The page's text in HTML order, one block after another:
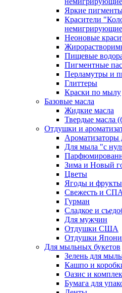
Яркие
Красители
немигрирующие
Неоновые
Пищевые
Пигментные
Перламутры и
Глиттеры
Краски по мылу
Базовые масла
Жидкие масла
Твердые масла
Отдушки и
Ароматизаторы
Для мыла "с
Зима и Новый
Цветы
Ягоды и фрукты
Свежесть и СПА
Гурман
Сладкое и
Для мужчин
Отдушки США
Отдушки
Для мыльных букетов
Зелень для
Кашпо и
Оазис и
Бумага для